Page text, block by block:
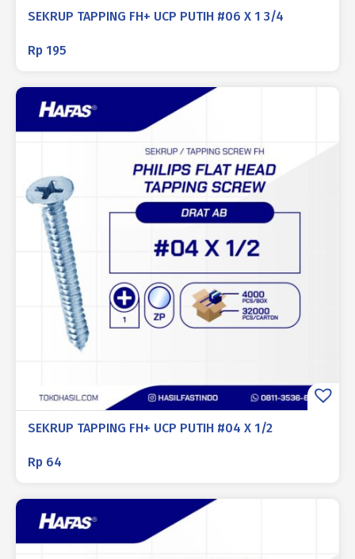
SEKRUP TAPPING FH+ UCP PUTIH #06 X 1 3/4
Rp 195
SEKRUP TAPPING FH+ UCP PUTIH #04 X 1/2
Rp 64